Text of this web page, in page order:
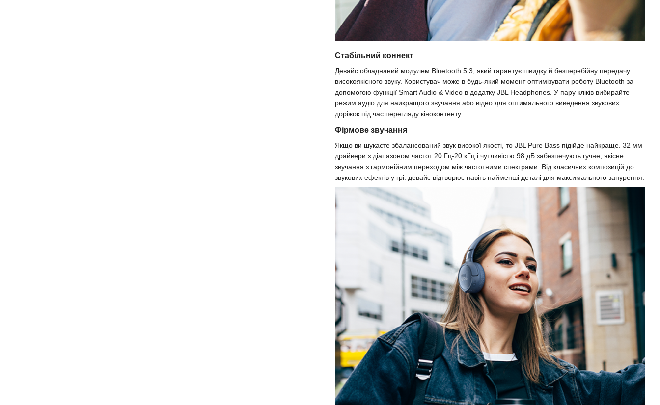
Стабільний коннект
Девайс обладнаний модулем Bluetooth 5.3, який гарантує швидку й безперебійну передачу
високоякісного звуку. Користувач може в будь-який момент оптимізувати роботу Bluetooth за
допомогою функції Smart Audio & Video в додатку JBL Headphones. У пару кліків вибирайте
режим аудіо для найкращого звучання або відео для оптимального виведення звукових
доріжок під час перегляду кіноконтенту.
Фірмове звучання
Якщо ви шукаєте збалансований звук високої якості, то JBL Pure Bass підійде найкраще. 32 мм
драйвери з діапазоном частот 20 Гц-20 кГц і чутливістю 98 дБ забезпечують гучне, якісне
звучання з гармонійним переходом між частотними спектрами. Від класичних композицій до
звукових ефектів у грі: девайс відтворює навіть найменші деталі для максимального занурення.